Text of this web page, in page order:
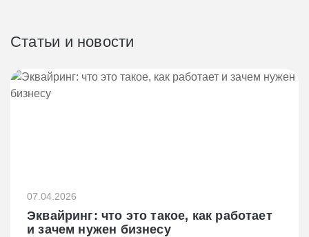
Статьи и новости
07.04.2026
Эквайринг: что это такое, как работает
и зачем нужен бизнесу